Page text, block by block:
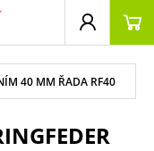
40 MM ŘADA RF40